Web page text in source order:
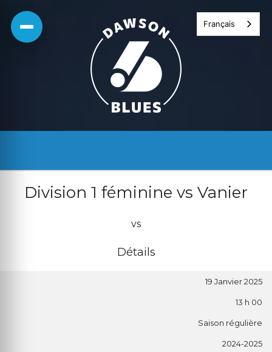
Skip
Division 1 féminine vs Vanier
vs
Détails
19 Janvier 2025
13 h 00
Saison régulière
2024-2025
Français